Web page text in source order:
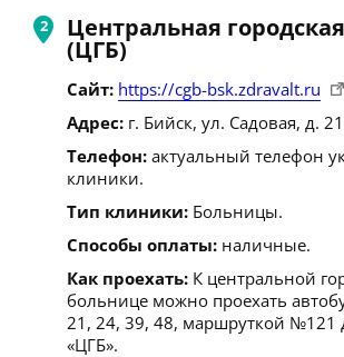
Центральная
(ЦГБ)
Сайт: https://cgb-bsk.zdravalt.ru
Адрес: г. Бийск, ул. Садовая, д.
Телефон: актуальный телефон
клиники.
Тип клиники: Больницы.
Способы оплаты: наличные.
Как проехать: К центральной
больнице можно проехать
21, 24, 39, 48, маршруткой №121
«ЦГБ».